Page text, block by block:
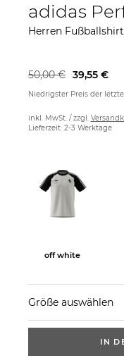
adidas
Herren Fußballshirt
39,55 €
50,00 €
Niedrigster Preis der
inkl. MwSt. / zzgl.
Lieferzeit: 2-3 Werktage
off white
Größe auswählen
IN